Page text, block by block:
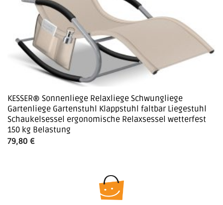
KESSER® Sonnenliege Relaxliege Schwungliege
Gartenliege Gartenstuhl Klappstuhl faltbar Liegestuhl
Schaukelsessel ergonomische Relaxsessel wetterfest
150 kg Belastung
79,80 €